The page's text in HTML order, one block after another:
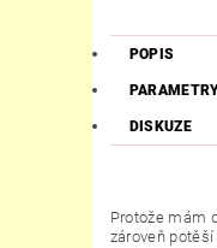
POPIS
DISKUZE
Protože mám
zároveň